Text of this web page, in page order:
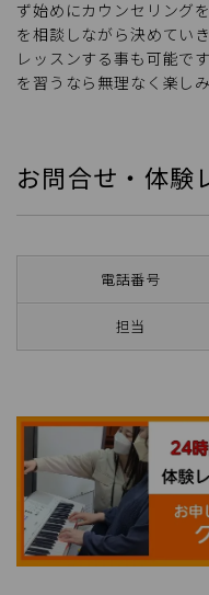
ず始めにカウンセリング
を相談しながら決めてい
レッスンする事も可能で
を習うなら無理なく楽し
お問合せ・体験
電話番号
担当